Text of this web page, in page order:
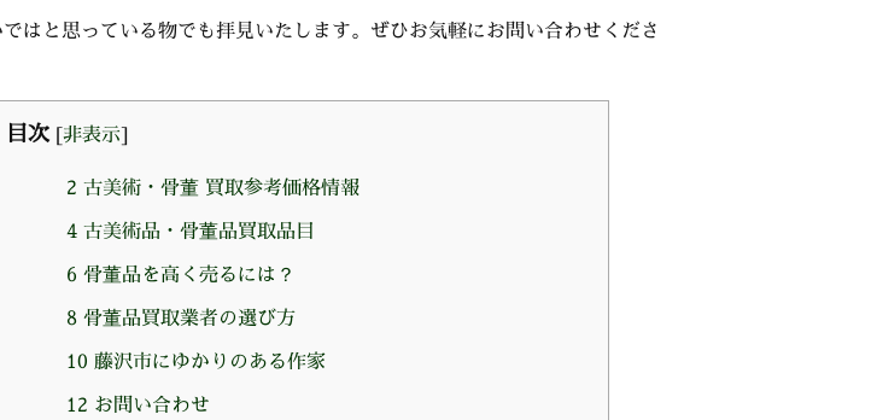
はと思っている物でも拝見いたします。ぜひお気軽にお問い合わせくださ
目次 [非表示]
2 古美術・骨董 買取参考価格情報
4古美術品・骨董品買取品目
6 骨董品を高く売るには？
8骨董品買取業者の選び方
10 藤沢市にゆかりのある作家
12 お問い合わせ